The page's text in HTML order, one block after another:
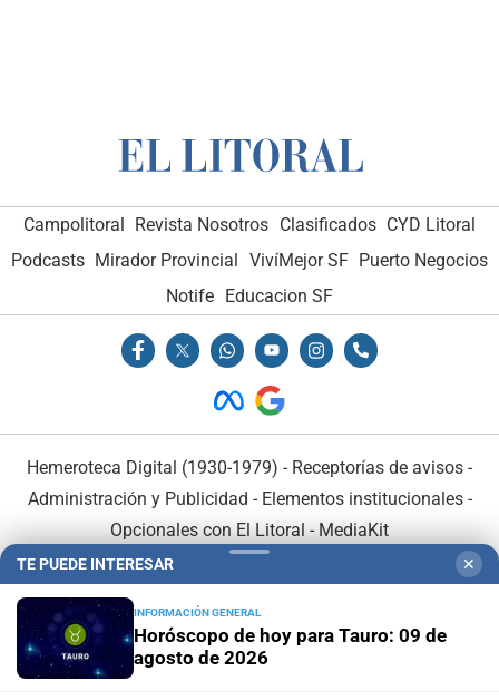
Campolitoral Revista Nosotros Clasificados CYD Litoral
Podcasts Mirador Provincial VivíMejor SF Puerto Negocios
Notife
Educacion SF
Hemeroteca Digital (1930-1979) - Receptorías de avisos -
Administración y Publicidad - Elementos institucionales-
Opcionales con El Litoral - MediaKit
TE PUEDE INTERESAR ✕
INFORMACIÓN GENERAL
Horóscopo de hoy para Tauro: 09 de
agosto de 2026